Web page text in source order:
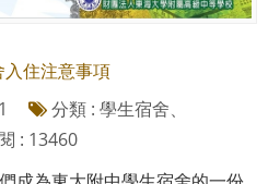
入住注意事項
分類 : 學生宿舍、
: 13460